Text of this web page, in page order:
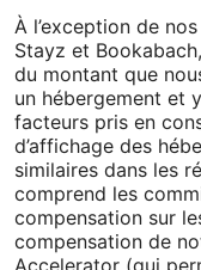
À l’exception de
Stayz et
du montant que
un hébergement et
facteurs pris en
d’affichage des
similaires dans les
comprend les
compensation sur
compensation de
Accelerator (qui